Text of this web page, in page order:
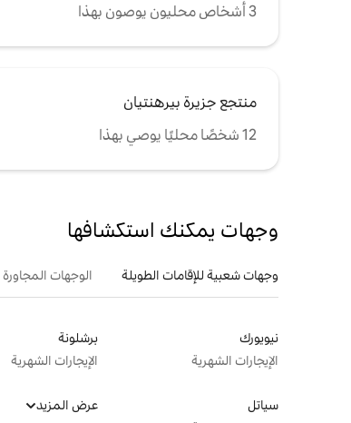
3 أشخاص محليون يوصون بهذا
منتجع جزيرة بيرهنتيان
12 شخصًا محليًا يوصي بهذا
وجهات يمكنك استكشافها
وجهات شعبية للإقامات الطويلة الوجهات المجاورة
نيويورك
الإيجارات الشهرية
برشلونة
الإيجارات الشهرية
سياتل
عرض المزيد